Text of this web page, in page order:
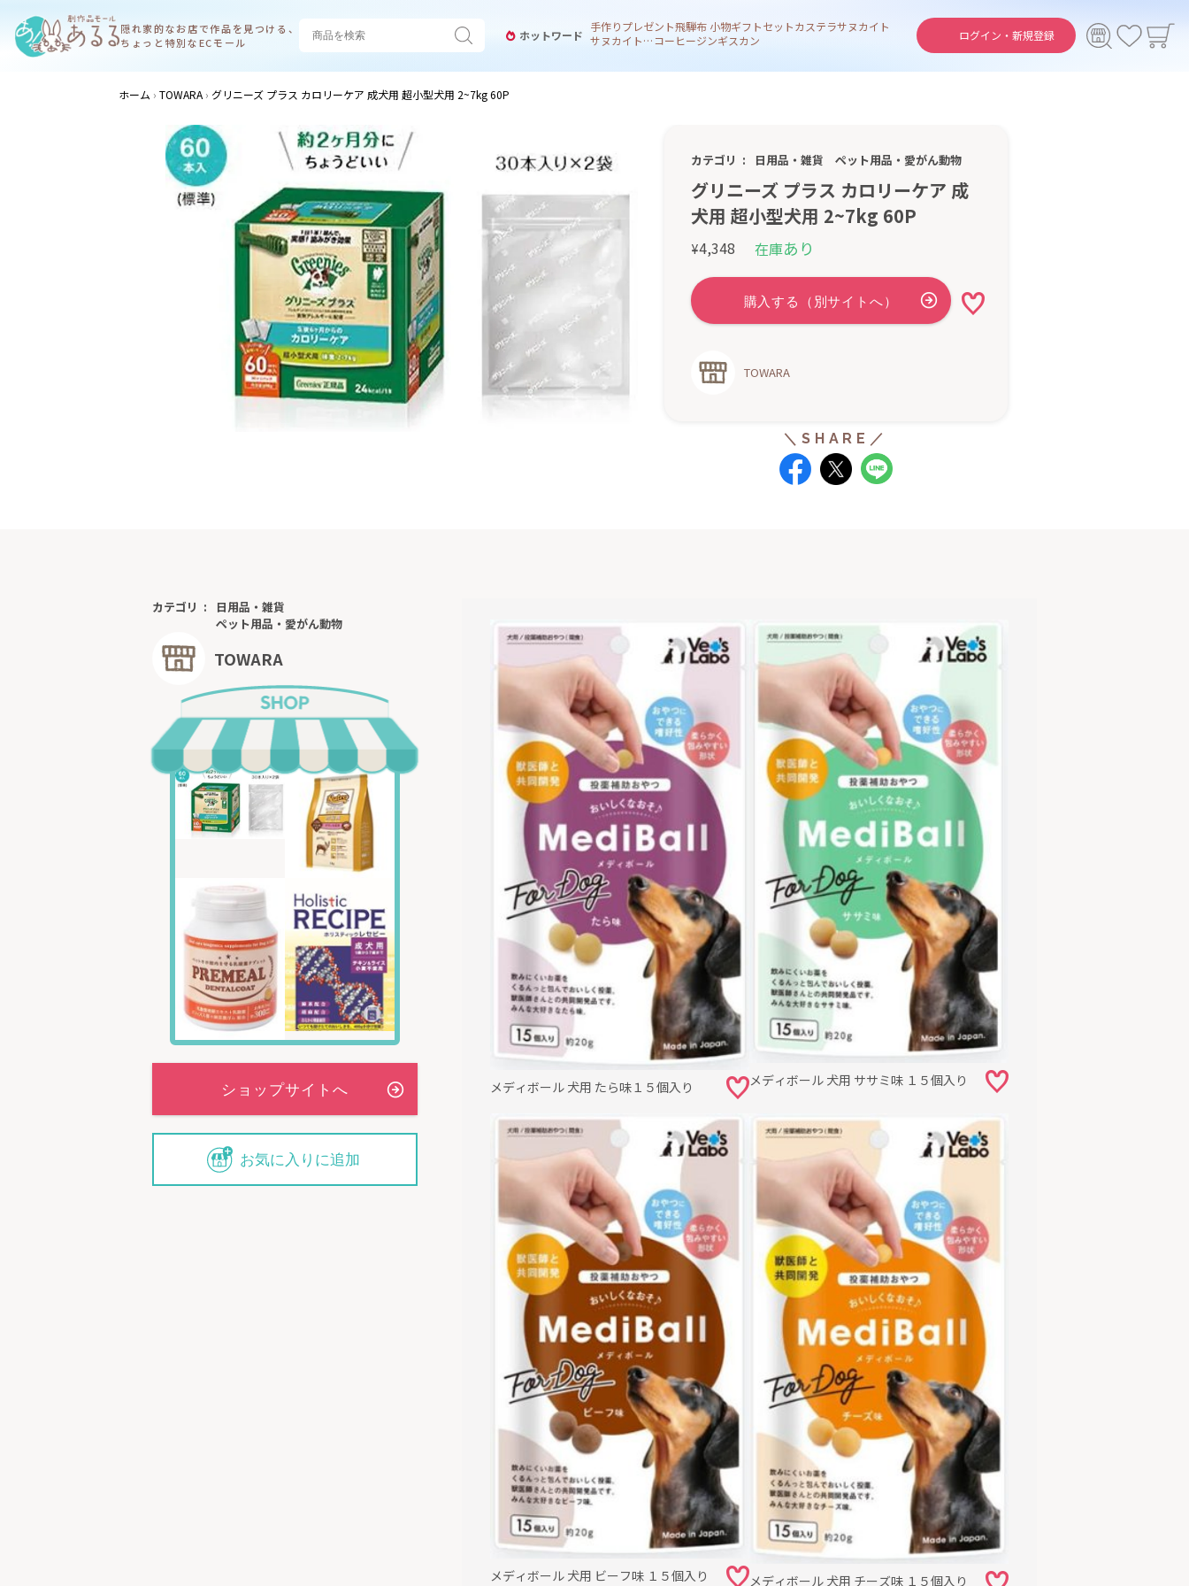
隠れ家的なお店で作品を見つける、
ちょっと特別なECモール
ログイン・ 新規登録
ホットワード
手作りプレゼント飛騨布 小物ギフトセットカステラサヌカイト
サヌカイト 風鈴コーヒージンギスカン
ホーム TOWARA グリニーズ プラス カロリーケア 成犬用 超小型犬用 2~7kg 60P
カテゴリ 日用品・雑貨 ペット用品・愛がん動物
グリニーズ プラス カロリーケア 成
犬用 超小型犬用 2~7kg 60P
¥4,348 在庫あり
TOWARA
カテゴリ
日用品・雑貨
ペット用品・愛がん動物
TOWARA
お気に入りに追加
メディボール 犬用 たら味１５個入り メディボール 犬用 ササミ味 １５個入り
メディボール 犬用 ビーフ味 １５個入り メディボール 犬用 チーズ味 １５個入り